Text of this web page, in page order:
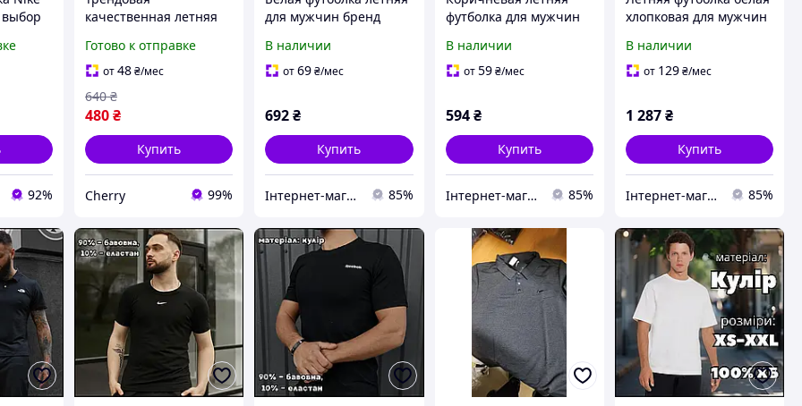
Найк
92%
качественная летняя
футболка для мужчин
хлопковая
каждый день без
принтов
Готово к отправке
от48₴/мес
480₴
640 ₴
Купить
Cherry 99%
для мужчин бренд
из хлопка для
активного отдыха
В наличии
от69₴/мес
692₴
Купить
Інтернет-магазин SALE TOOLS 85%
футболка для мужчин
70309 из мягкого
хлопка для
В наличии
от59 ₴/мес
594 ₴
Купить
Інтернет-магазин SALE TOOLS 85%
хлопковая для мужчин
В наличии
от 129₴/мес
1 287₴
Купить
Інтернет-магазин SALE TOOLS 85%